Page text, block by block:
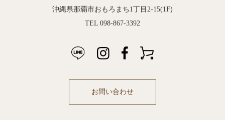
沖縄県那覇市おもろまち1丁目2-15(1F)
TEL 098-867-3392
お問い合わせ